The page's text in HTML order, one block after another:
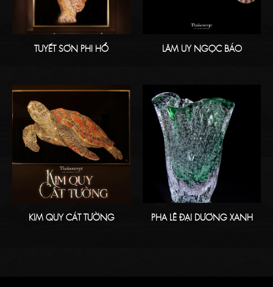
TUYẾT SƠN PHI HỔ LÂM UY NGỌC BÁO
KIM QUY CÁT TƯỜNG PHA LÊ ĐẠI DƯƠNG XANH